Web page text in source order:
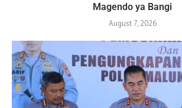
Magendo ya Bangi
August 7, 2026